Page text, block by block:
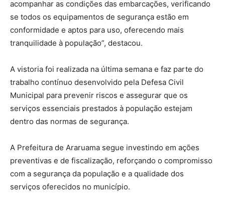
acompanhar as condições das embarcações, verificando
se todos os equipamentos de segurança estão em
conformidade e aptos para uso, oferecendo mais
tranquilidade à população”, destacou.
A vistoria foi realizada na última semana e faz parte do
trabalho contínuo desenvolvido pela Defesa Civil
Municipal para prevenir riscos e assegurar que os
serviços essenciais prestados à população estejam
dentro das normas de segurança.
A Prefeitura de Araruama segue investindo em ações
preventivas e de fiscalização, reforçando o compromisso
com a segurança da população e a qualidade dos
serviços oferecidos no município.